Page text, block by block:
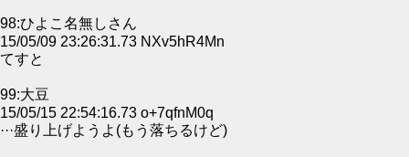
98:ひよこ名無しさん
15/05/09 23:26:31.73 NXv5hR4Mn
てすと
99:大豆
15/05/15 22:54:16.73 o+7qfnM0q
···盛り上げようよ(もう落ちるけど)